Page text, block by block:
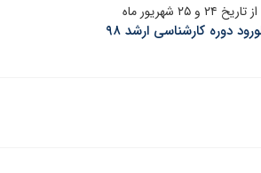
ماه
دوره کارشناسی ارشد ۹۸